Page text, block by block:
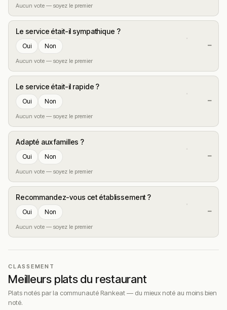
Aucun vote — soyez le premier
Le service était-il sympathique ?
Oui Non
Aucun vote — soyez le premier
—
Le service était-il rapide ?
Oui Non
Aucun vote — soyez le premier
—
Adapté aux familles ?
Oui Non
Aucun vote — soyez le premier
—
Recommandez-vous cet établissement ?
Oui Non
Aucun vote — soyez le premier
—
CLASSEMENT
Meilleurs plats du restaurant
Plats notés par la communauté Rankeat — du mieux noté au moins bien
noté.